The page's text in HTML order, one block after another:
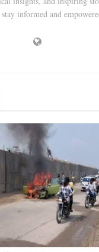
stay informed and